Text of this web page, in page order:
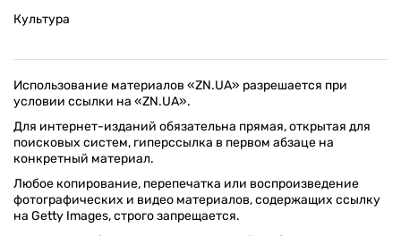
Культура
Использование материалов «ZN.UA» разрешается при
условии ссылки на «ZN.UA».
Для интернет-изданий обязательна прямая, открытая для
поисковых систем, гиперссылка в первом абзаце на
конкретный материал.
Любое копирование, перепечатка или воспроизведение
фотографических и видео материалов, содержащих ссылку
на Getty Images, строго запрещается.